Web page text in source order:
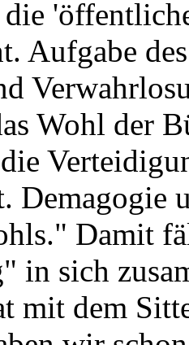
Aufgabe
Wohl der
Demagogie
Damit
in sich
mit dem